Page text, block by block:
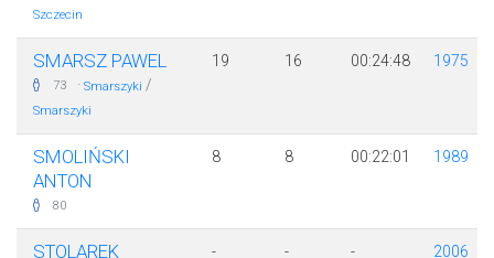
Szczecin
SMARSZ PAWEL
73 · Smarszyki /
Smarszyki
19 16 00:24:48 1975
SMOLIŃSKI
ANTON
80
8 8 00:22:01 1989
STOLAREK
- - - 2006